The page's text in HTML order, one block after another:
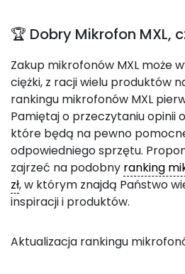
🏆 Dobry Mikrofon MXL,
Zakup mikrofonów MXL może
ciężki, z racji wielu produktów
rankingu mikrofonów MXL
Pamiętaj o przeczytaniu opinii
które będą na pewno
odpowiedniego sprzętu.
zajrzeć na podobny ranking
zł, w którym znajdą Państwo
inspiracji i produktów.
Aktualizacja rankingu